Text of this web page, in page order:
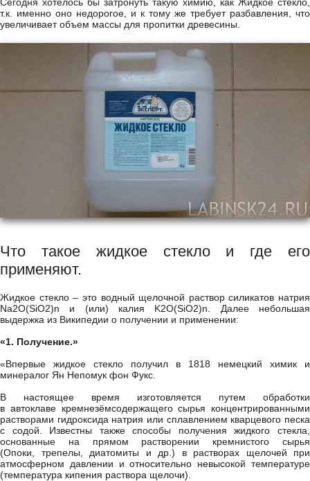
т.к. именно оно недорогое, и к тому же требует разбавления, что
увеличивает объем массы для пропитки древесины.
Что такое жидкое стекло и где его
применяют.
Жидкое стекло – это водный щелочной раствор силикатов натрия
Na2O(SiO2)n и (или) калия K2O(SiO2)n. Далее небольшая
выдержка из Википедии о получении и применении:
«1. Получение.»
«Впервые жидкое стекло получил в 1818 немецкий химик и
минералог Ян Непомук фон Фукс.
В настоящее время изготовляется путем обработки
в автоклаве кремнезёмсодержащего сырья концентрированными
растворами гидроксида натрия или сплавлением кварцевого песка
с содой. Известны также способы получения жидкого стекла,
основанные на прямом растворении кремнистого сырья
(Опоки, трепелы, диатомиты и др.) в растворах щелочей при
атмосферном давлении и относительно невысокой температуре
(температура кипения раствора щелочи).